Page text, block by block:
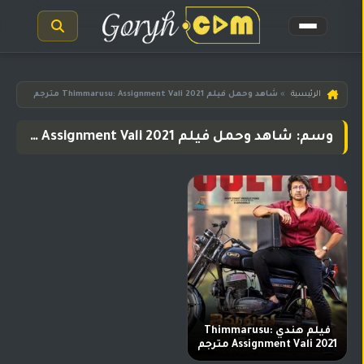
الرئيسية
مسلسلات
هندية
المترجمة
مسلسلات
هندية
مدبلجة
أفلام
هندية
مسلسلات
تركية
مسلسلات
مسلسلات
الرئيسية » شاهد وحمل فيلم 2021 Thimmarusu: Assignment Vali مترجم
وسم: شاهد وحمل فيلم 2021 Thimmarusu: Assignment Vali مترجم
فيلم هندي Thimmarusu:
Assignment Vali 2021 مترجم